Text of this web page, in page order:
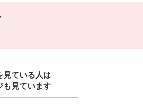
見ている人は
も見ています